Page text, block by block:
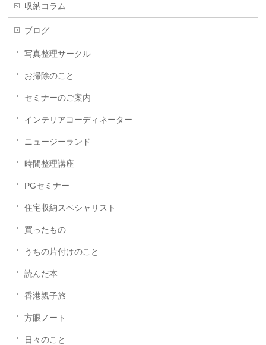
収納コラム
ブログ
写真整理サークル
お掃除のこと
セミナーのご案内
インテリアコーディネーター
ニュージーランド
時間整理講座
PGセミナー
住宅収納スペシャリスト
買ったもの
うちの片付けのこと
読んだ本
香港親子旅
方眼ノート
日々のこと